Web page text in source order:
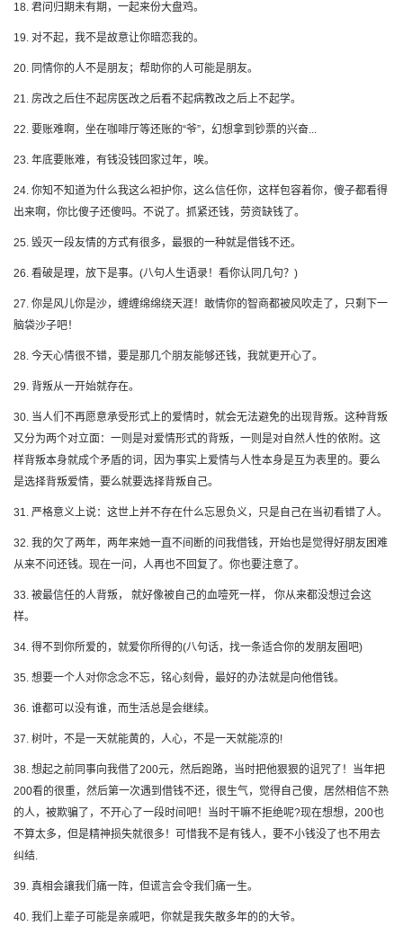
18. 君问归期未有期，一起来份大盘鸡。
19. 对不起，我不是故意让你暗恋我的。
20. 同情你的人不是朋友；帮助你的人可能是朋友。
21. 房改之后住不起房医改之后看不起病教改之后上不起学。
22. 要账难啊，坐在咖啡厅等还账的“爷”，幻想拿到钞票的兴奋...
23. 年底要账难，有钱没钱回家过年，唉。
24. 你知不知道为什么我这么袒护你，这么信任你，这样包容着你，傻子都看得
出来啊，你比傻子还傻吗。不说了。抓紧还钱，劳资缺钱了。
25. 毁灭一段友情的方式有很多，最狠的一种就是借钱不还。
26. 看破是理，放下是事。(八句人生语录！看你认同几句？)
27. 你是风儿你是沙，缠缠绵绵绕天涯！敢情你的智商都被风吹走了，只剩下一
脑袋沙子吧！
28. 今天心情很不错，要是那几个朋友能够还钱，我就更开心了。
29. 背叛从一开始就存在。
30. 当人们不再愿意承受形式上的爱情时，就会无法避免的出现背叛。这种背叛
又分为两个对立面：一则是对爱情形式的背叛，一则是对自然人性的依附。这
样背叛本身就成个矛盾的词，因为事实上爱情与人性本身是互为表里的。要么
是选择背叛爱情，要么就要选择背叛自己。
31. 严格意义上说：这世上并不存在什么忘恩负义，只是自己在当初看错了人。
32. 我的欠了两年，两年来她一直不间断的问我借钱，开始也是觉得好朋友困难
从来不问还钱。现在一问，人再也不回复了。你也要注意了。
33. 被最信任的人背叛， 就好像被自己的血噎死一样， 你从来都没想过会这
样。
34. 得不到你所爱的，就爱你所得的(八句话，找一条适合你的发朋友圈吧)
35. 想要一个人对你念念不忘，铭心刻骨，最好的办法就是向他借钱。
36. 谁都可以没有谁，而生活总是会继续。
37. 树叶，不是一天就能黄的，人心，不是一天就能凉的!
38. 想起之前同事向我借了200元，然后跑路，当时把他狠狠的诅咒了！当年把
200看的很重，然后第一次遇到借钱不还，很生气，觉得自己傻，居然相信不熟
的人，被欺骗了，不开心了一段时间吧！当时干嘛不拒绝呢?现在想想，200也
不算太多，但是精神损失就很多！可惜我不是有钱人，要不小钱没了也不用去
纠结.
39. 真相会讓我们痛一阵，但谎言会令我们痛一生。
40. 我们上辈子可能是亲戚吧，你就是我失散多年的的大爷。